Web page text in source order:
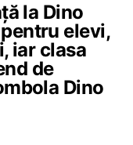
la Dino
elevi,
iar clasa
de
Dino